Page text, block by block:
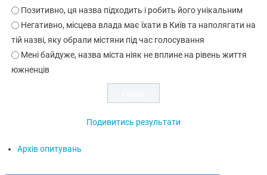
Позитивно, ця назва підходить і робить його унікальним
Негативно, місцева влада має їхати в Київ та наполягати на
тій назві, яку обрали містяни під час голосування
Мені байдуже, назва міста ніяк не вплине на рівень життя
южненців
Подивитись результати
Архів опитувань